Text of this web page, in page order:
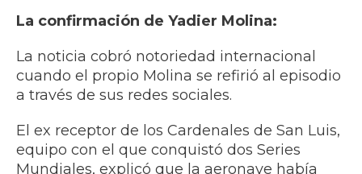
La confirmación de Yadier Molina:
La noticia cobró notoriedad internacional
cuando el propio Molina se refirió al episodio
a través de sus redes sociales.
El ex receptor de los Cardenales de San Luis,
equipo con el que conquistó dos Series
Mundiales, explicó que la aeronave había